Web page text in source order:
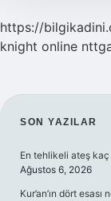
https://
knight online
SON YAZILAR
En tehlikeli ateş
Ağustos 6, 2026
Kur’an’ın dört esası